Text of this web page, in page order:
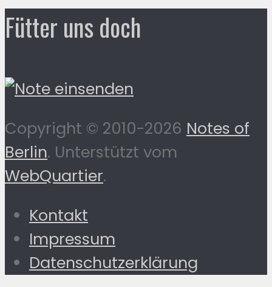
Fütter uns doch
Copyright © 2010-2026 Notes of
Berlin. Unterstützt vom
WebQuartier.
Kontakt
Impressum
Datenschutzerklärung